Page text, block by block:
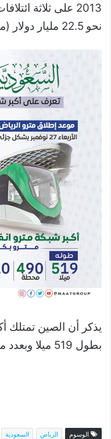
2013 على ثلاثة
نحو 22.5 مليار دولار (ما يعادل نحو 84.4 مليار ريال).
يذكر أن الصين تمتلك
بطول 519 ميلا وبعدد محطات 490 محطة.
الوسوم الرياض السعودية